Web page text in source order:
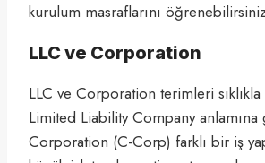
kurulum masraflarını
LLC ve Corporation
LLC ve Corporation terimleri sıklıkla
Limited Liability Company anlamına
Corporation (C-Corp) farklı bir iş